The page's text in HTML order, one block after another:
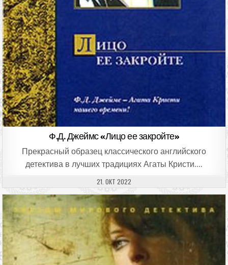
Ф.Д. Джеймс «Лицо ее закройте»
Прекрасный образец классического английского
детектива в лучших традициях Агаты Кристи….
ДАТА ПУБЛИКАЦИИ:
21. ОКТ 2022